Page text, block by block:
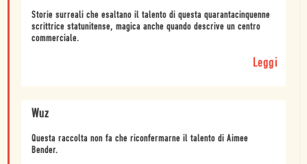
Storie surreali che esaltano il talento di questa quarantacinquenne
scrittrice statunitense, magica anche quando descrive un centro
commerciale.
Leggi
Wuz
Questa raccolta non fa che riconfermarne il talento di Aimee
Bender.